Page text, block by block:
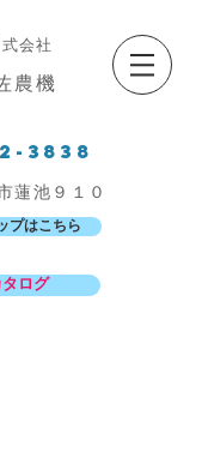
会社
農機
3838
蓮池９１０
プはこちら
タログ